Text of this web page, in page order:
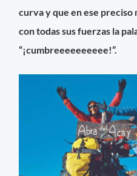
curva y que en ese
con todas sus fuerzas la
“¡cumbreeeeeeeeee!”.